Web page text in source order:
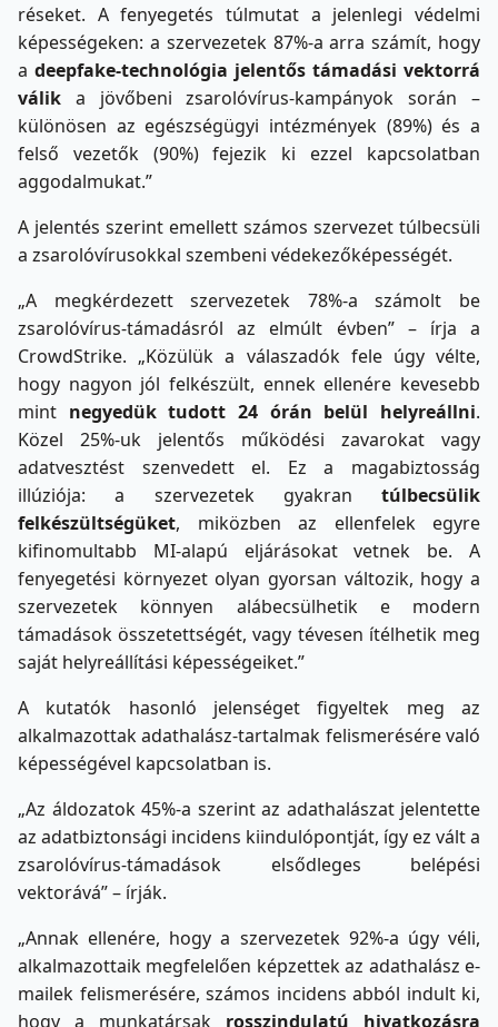
réseket. A fenyegetés túlmutat a jelenlegi védelmi
képességeken: a szervezetek 87%-a arra számít, hogy
a deepfake-technológia jelentős támadási vektorrá
válik a jövőbeni zsarolóvírus-kampányok során –
különösen az egészségügyi intézmények (89%) és a
felső vezetők (90%) fejezik ki ezzel kapcsolatban
aggodalmukat.”
A jelentés szerint emellett számos szervezet túlbecsüli
a zsarolóvírusokkal szembeni védekezőképességét.
„A megkérdezett szervezetek 78%-a számolt be
zsarolóvírus-támadásról az elmúlt évben” – írja a
CrowdStrike. „Közülük a válaszadók fele úgy vélte,
hogy nagyon jól felkészült, ennek ellenére kevesebb
mint negyedük tudott 24 órán belül helyreállni.
Közel 25%-uk jelentős működési zavarokat vagy
adatvesztést szenvedett el. Ez a magabiztosság
illúziója: a szervezetek gyakran túlbecsülik
felkészültségüket, miközben az ellenfelek egyre
kifinomultabb MI-alapú eljárásokat vetnek be. A
fenyegetési környezet olyan gyorsan változik, hogy a
szervezetek könnyen alábecsülhetik e modern
támadások összetettségét, vagy tévesen ítélhetik meg
saját helyreállítási képességeiket.”
A kutatók hasonló jelenséget figyeltek meg az
alkalmazottak adathalász-tartalmak felismerésére való
képességével kapcsolatban is.
„Az áldozatok 45%-a szerint az adathalászat jelentette
az adatbiztonsági incidens kiindulópontját, így ez vált a
zsarolóvírus-támadások elsődleges belépési
vektorává” – írják.
„Annak ellenére, hogy a szervezetek 92%-a úgy véli,
alkalmazottaik megfelelően képzettek az adathalász e-
mailek felismerésére, számos incidens abból indult ki,
hogy a munkatársak rosszindulatú hivatkozásra